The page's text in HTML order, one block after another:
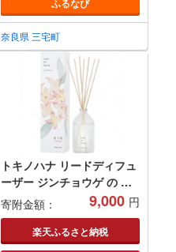
奈良県 三宅町
トキノハナ リードディフュ
ーザー ジンチョウゲ の 香
り 晴香堂 HARUKADO toki
no hana 沈丁花 ルームフレ
グランス 芳香剤 インテリア
アロマ 香り リビング 玄関
寄附金額： 9,000 円
楽天ふるさと納税